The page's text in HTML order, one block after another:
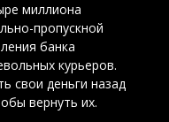
миллиона
пропускной
банка
курьеров.
свои деньги назад
вернуть их.